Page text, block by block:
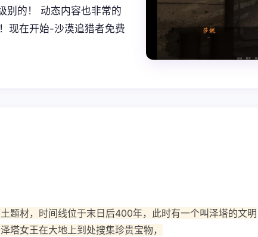
别的！ 动态内容也非常的
现在开始-沙漠追猎者免费
题材，时间线位于末日后400年，此时有一个叫泽塔的文明
塔女王在大地上到处搜集珍贵宝物，